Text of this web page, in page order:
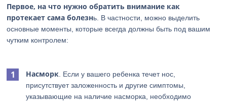
Первое, на что нужно обратить внимание как
протекает сама болезнь. В частности, можно выделить
основные моменты, которые всегда должны быть под вашим
чутким контролем:
Насморк . Если у вашего ребенка течет нос,
присутствует заложенность и другие симптомы,
указывающие на наличие насморка, необходимо